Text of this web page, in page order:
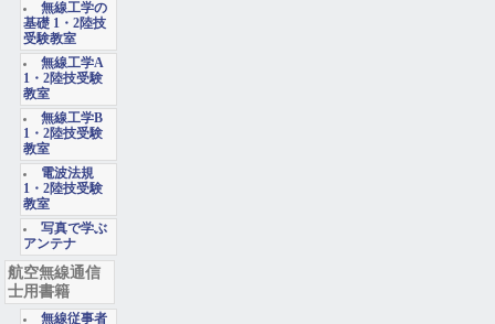
無線工学の
基礎 1・2陸技
受験教室
無線工学A
1・2陸技受験
教室
無線工学B
1・2陸技受験
教室
電波法規
1・2陸技受験
教室
写真で学ぶ
アンテナ
航空無線通信
士用書籍
無線従事者